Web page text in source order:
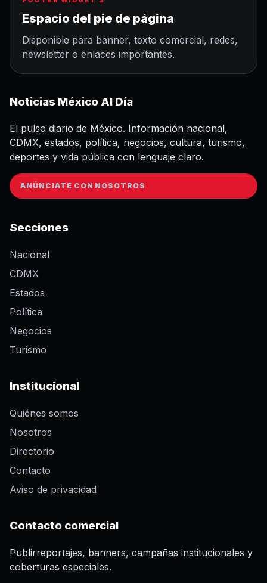
Espacio del pie de página
Disponible para banner, texto comercial, redes,
newsletter o enlaces importantes.
Noticias México Al Día
El pulso diario de México. Información nacional,
CDMX, estados, política, negocios, cultura, turismo,
deportes y vida pública con lenguaje claro.
ANÚNCIATE CON NOSOTROS
Secciones
Nacional
CDMX
Estados
Política
Negocios
Turismo
Institucional
Quiénes somos
Nosotros
Directorio
Contacto
Aviso de privacidad
Contacto comercial
Publirreportajes, banners, campañas institucionales y
coberturas especiales.